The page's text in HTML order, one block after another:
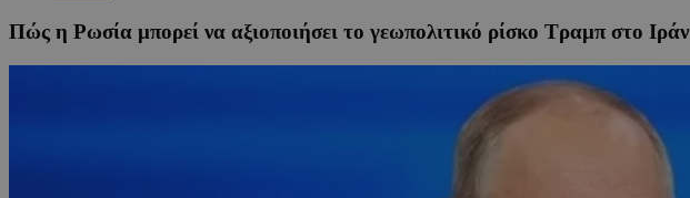
Πώς η Ρωσία μπορεί να αξιοποιήσει το γεωπολιτικό ρίσκο Τραμπ στο Ιράν